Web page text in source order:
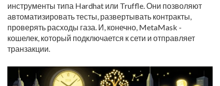
инструменты типа Hardhat или Truffle. Они позволяют
автоматизировать тесты, развертывать контракты,
проверять расходы газа. И, конечно, MetaMask -
кошелек, который подключается к сети и отправляет
транзакции.